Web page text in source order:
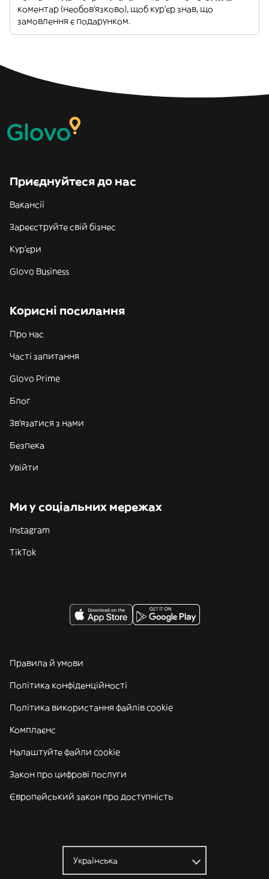
коментар (необов'язково), щоб кур'єр знав, що
замовлення є подарунком.
Приєднуйтеся до нас
Вакансії
Зареєструйте свій бізнес
Кур'єри
Glovo Business
Корисні посилання
Про нас
Часті запитання
Glovo Prime
Блог
Зв'язатися з нами
Безпека
Увійти
Ми у соціальних мережах
Instagram
TikTok
Правила й умови
Політика конфіденційності
Політика використання файлів cookie
Комплаєнс
Налаштуйте файли cookie
Закон про цифрові послуги
Європейський закон про доступність